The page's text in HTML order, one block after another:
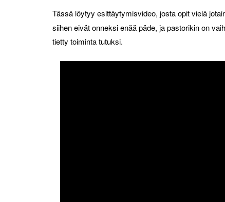
Tässä löytyy esittäytymisvideo, josta opit vielä
siihen eivät onneksi enää päde, ja pastorikin on
tietty toiminta tutuksi.